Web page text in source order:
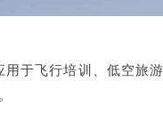
于飞行培训、低空旅